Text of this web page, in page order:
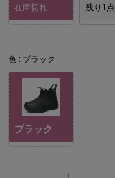
在庫切れ 残り1点
色 ブラック
ブラック